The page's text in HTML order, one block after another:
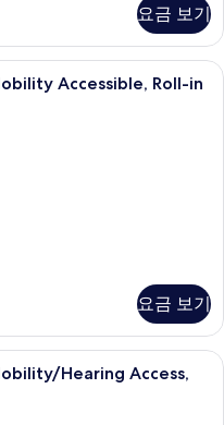
요금 보기
, 노트북 작업 공간, 다리미/다리
Accessible, Roll-in
요금 보기
, 노트북 작업 공간, 다리미/다리
Hearing Access,